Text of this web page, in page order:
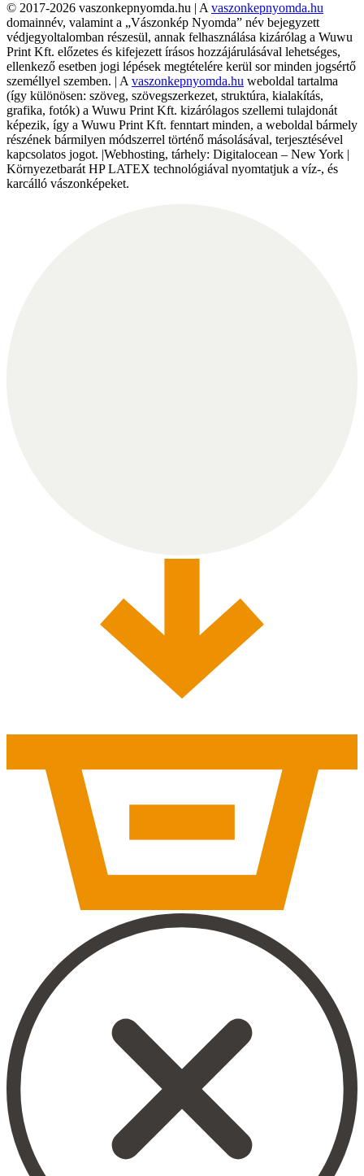
© 2017-2026 vaszonkepnyomda.hu | A vaszonkepnyomda.hu
domainnév, valamint a „Vászonkép Nyomda” név bejegyzett
védjegyoltalomban részesül, annak felhasználása kizárólag a Wuwu
Print Kft. előzetes és kifejezett írásos hozzájárulásával lehetséges,
ellenkező esetben jogi lépések megtételére kerül sor minden jogsértő
személlyel szemben. | A vaszonkepnyomda.hu weboldal tartalma
(így különösen: szöveg, szövegszerkezet, struktúra, kialakítás,
grafika, fotók) a Wuwu Print Kft. kizárólagos szellemi tulajdonát
képezik, így a Wuwu Print Kft. fenntart minden, a weboldal bármely
részének bármilyen módszerrel történő másolásával, terjesztésével
kapcsolatos jogot. |Webhosting, tárhely: Digitalocean – New York |
Környezetbarát HP LATEX technológiával nyomtatjuk a víz-, és
karcálló vászonképeket.